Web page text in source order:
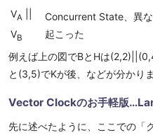
VA
VB
Concurrent State、異
起こった
例えば上の図でBとHは
と(3,5)でKが後、などが分かりま
Vector Clockのお手軽版
先に述べたように、ここでの「